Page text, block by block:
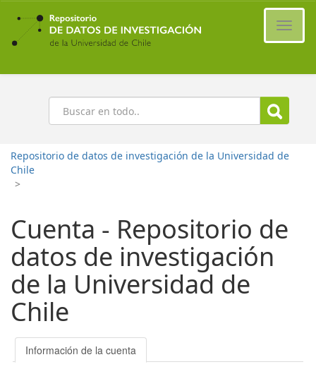
Ir
contenido
principal
Buscar
Repositorio de datos de investigación de la Universidad de
Chile
>
Cuenta - Repositorio de
datos de investigación
de la Universidad de
Chile
Información de la cuenta